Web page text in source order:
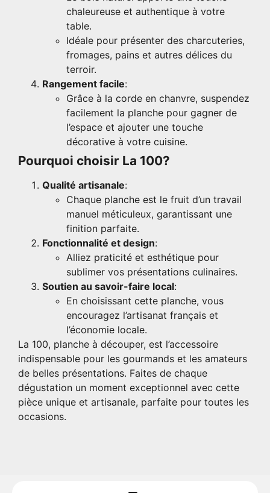
chaleureuse et authentique à votre
table.
Idéale pour présenter des charcuteries,
fromages, pains et autres délices du
terroir.
Rangement facile:
Grâce à la corde en chanvre, suspendez
facilement la planche pour gagner de
l’espace et ajouter une touche
décorative à votre cuisine.
Pourquoi choisir La 100?
Qualité artisanale:
Chaque planche est le fruit d’un travail
manuel méticuleux, garantissant une
finition parfaite.
Fonctionnalité et design:
Alliez praticité et esthétique pour
sublimer vos présentations culinaires.
Soutien au savoir-faire local:
En choisissant cette planche, vous
encouragez l’artisanat français et
l’économie locale.
La 100, planche à découper, est l’accessoire
indispensable pour les gourmands et les amateurs
de belles présentations. Faites de chaque
dégustation un moment exceptionnel avec cette
pièce unique et artisanale, parfaite pour toutes les
occasions.